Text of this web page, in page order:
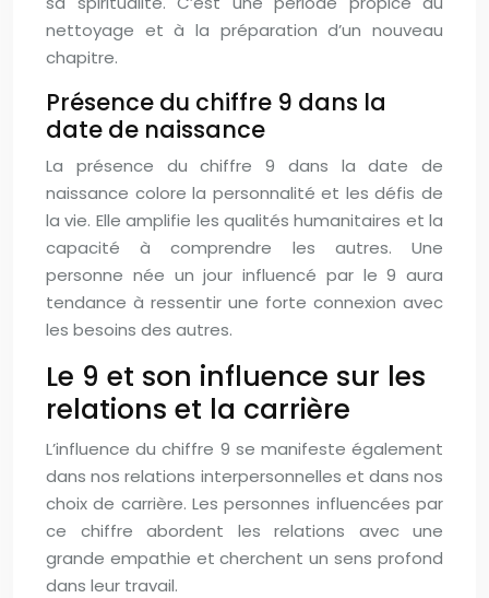
nettoyage et à la préparation d’un nouveau
chapitre.
Présence du chiffre 9 dans la
date de naissance
La présence du chiffre 9 dans la date de
naissance colore la personnalité et les défis de
la vie. Elle amplifie les qualités humanitaires et la
capacité à comprendre les autres. Une
personne née un jour influencé par le 9 aura
tendance à ressentir une forte connexion avec
les besoins des autres.
Le 9 et son influence sur les
relations et la carrière
L’influence du chiffre 9 se manifeste également
dans nos relations interpersonnelles et dans nos
choix de carrière. Les personnes influencées par
ce chiffre abordent les relations avec une
grande empathie et cherchent un sens profond
dans leur travail.